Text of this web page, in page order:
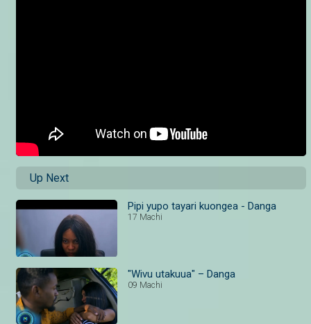
Up Next
Pipi yupo tayari kuongea - Danga
17 Machi
"Wivu utakuua" – Danga
09 Machi